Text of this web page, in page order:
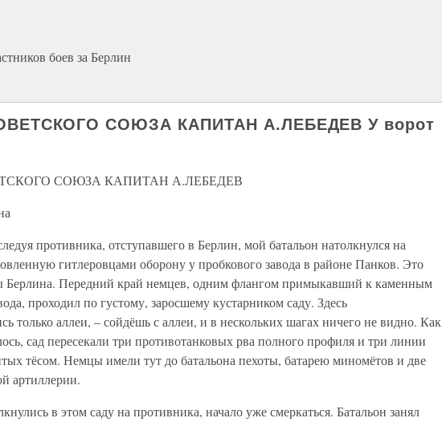
боев за Берлин
СОЮЗА КАПИТАН А.ЛЕБЕДЕВ У ворот
СОЮЗА КАПИТАН А.ЛЕБЕДЕВ
противника, отступавшего в Берлин, мой батальон натолкнулся на
гитлеровцами оборону у пробкового завода в районе Панков. Это
Берлина. Передний край немцев, одним флангом примыкавший к каменным
проходил по густому, заросшему кустарником саду. Здесь
только аллеи, – сойдёшь с аллеи, и в нескольких шагах ничего не видно. Как
сад пересекали три противотанковых рва полного профиля и три линии
тёсом. Немцы имели тут до батальона пехоты, батарею миномётов и две
артиллерии.
в этом саду на противника, начало уже смеркаться. Батальон занял